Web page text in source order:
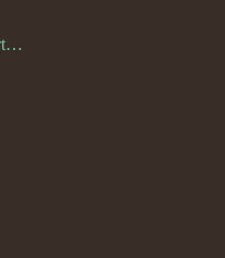
Ludovicus Francies Bogaert (--1825)